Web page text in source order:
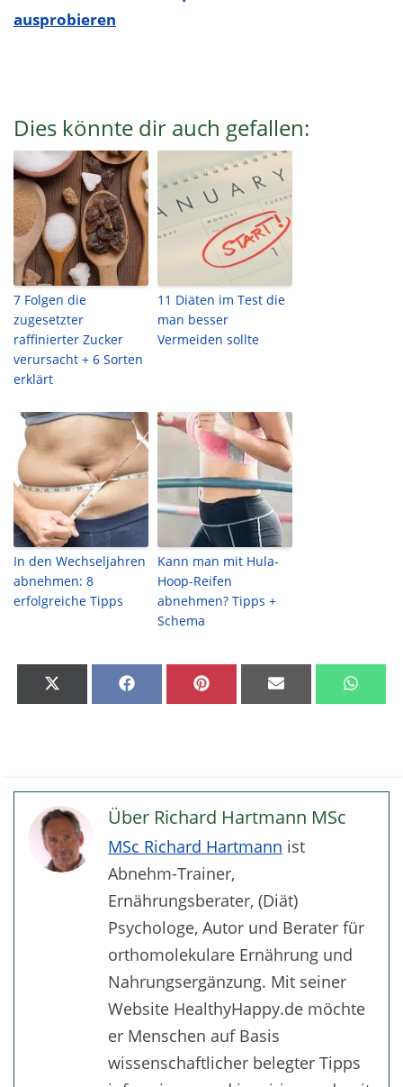
ausprobieren
Dies könnte dir auch gefallen:
7 Folgen die
zugesetzter
raffinierter Zucker
verursacht + 6 Sorten
erklärt
11 Diäten im Test die
man besser
Vermeiden sollte
In den Wechseljahren
abnehmen: 8
erfolgreiche Tipps
Kann man mit Hula-
Hoop-Reifen
abnehmen? Tipps +
Schema
Share Share Share
Über Richard Hartmann MSc
MSc Richard Hartmann ist
Abnehm-Trainer,
Ernährungsberater, (Diät)
Psychologe, Autor und Berater für
orthomolekulare Ernährung und
Nahrungsergänzung. Mit seiner
Website HealthyHappy.de möchte
er Menschen auf Basis
wissenschaftlicher belegter Tipps